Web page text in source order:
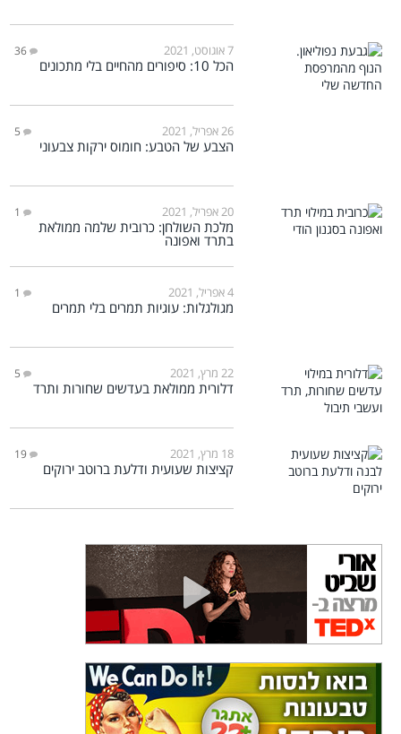
7 אוגוסט, 2021 36
הכל 10: סיפורים מהחיים בלי מתכונים
26 אפריל, 2021 5
הצבע של הטבע: חומוס ירקות צבעוני
20 אפריל, 2021 1
מלכת השולחן: כרובית שלמה ממולאת
בתרד ואפונה
4 אפריל, 2021 1
מגולגלות: עוגיות תמרים בלי תמרים
22 מרץ, 2021 5
דלורית ממולאת בעדשים שחורות ותרד
18 מרץ, 2021 19
קציצות שעועית ודלעת ברוטב ירוקים